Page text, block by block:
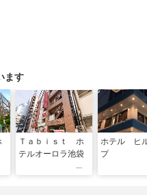
ます
Ｔａｂｉｓｔ ホ
テルオーロラ池袋
ホテル ヒ
プ